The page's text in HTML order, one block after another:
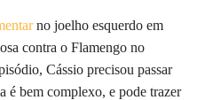
no joelho esquerdo em
contra o Flamengo no
Cássio precisou passar
é bem complexo, e pode trazer